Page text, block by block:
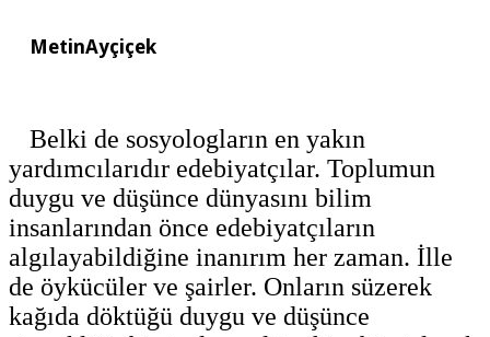
MetinAyçiçek
Belki de sosyologların en yakın
yardımcılarıdır edebiyatçılar. Toplumun
duygu ve düşünce dünyasını bilim
insanlarından önce edebiyatçıların
algılayabildiğine inanırım her zaman. İlle
de öykücüler ve şairler. Onların süzerek
kağıda döktüğü duygu ve düşünce